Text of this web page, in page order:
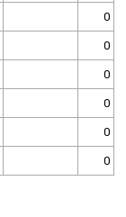
0
0
0
0
0
0